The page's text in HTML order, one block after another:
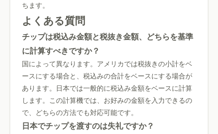
ちます。
よくある質問
チップは税込み金額と税抜き金額、どちらを基準
に計算すべきですか？
国によって異なります。アメリカでは税抜きの小計をベ
ースにする場合と、税込みの合計をベースにする場合が
あります。日本では一般的に税込み金額をベースに計算
します。この計算機では、お好みの金額を入力できるの
で、どちらの方法でも対応可能です。
日本でチップを渡すのは失礼ですか？